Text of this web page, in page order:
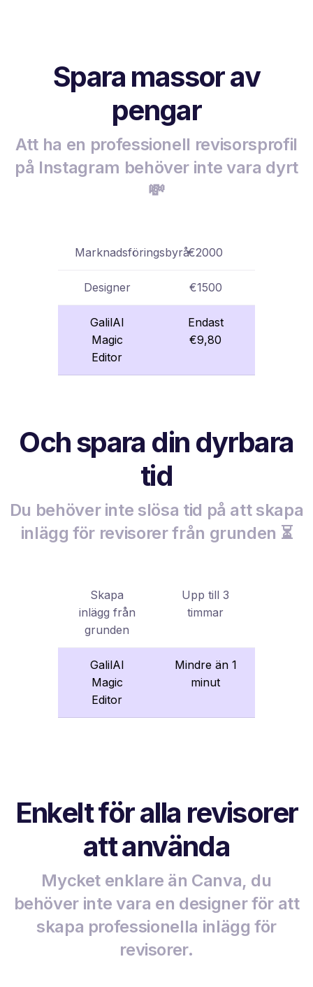
Spara massor av
pengar
Att ha en professionell revisorsprofil
på Instagram behöver inte vara dyrt
💸
Marknadsföringsbyrå€2000
Designer €1500
GalilAI
Magic
Editor
Endast
€9,80
Och spara din dyrbara
tid
Du behöver inte slösa tid på att skapa
inlägg för revisorer från grunden ⏳
Skapa
inlägg från
grunden
Upp till 3
timmar
GalilAI
Magic
Editor
Mindre än 1
minut
Enkelt för alla revisorer
att använda
Mycket enklare än Canva, du
behöver inte vara en designer för att
skapa professionella inlägg för
revisorer.